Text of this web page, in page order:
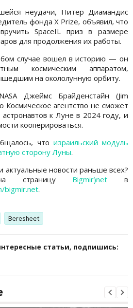
неудачи, Питер Диамандис
фонда X Prize, объявил, что
SpaceIL приз в размере
для продолжения их работы.
случае вошел в историю — он
космическим аппаратом,
на окололунную орбиту.
Джеймс Брайденстайн (Jim
Космическое агентство не сможет
к Луне в 2024 году, и
кооперироваться.
что израильский модуль
сторону Луны.
актуальные новости раньше всех?
на страницу Bigmir)net в
bigmir.net.
Beresheet
статьи, подпишись: